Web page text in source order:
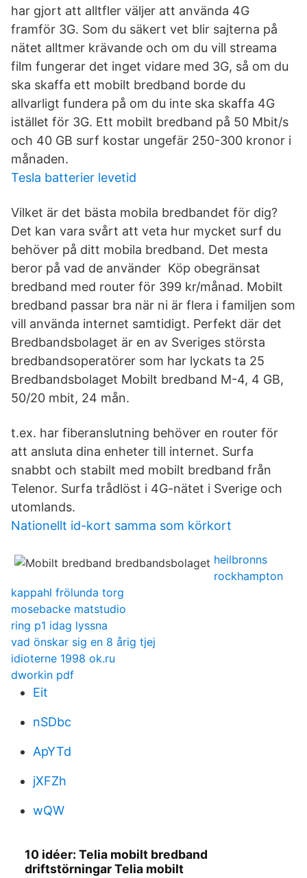
har gjort att alltfler väljer att använda 4G
framför 3G. Som du säkert vet blir sajterna på
nätet alltmer krävande och om du vill streama
film fungerar det inget vidare med 3G, så om du
ska skaffa ett mobilt bredband borde du
allvarligt fundera på om du inte ska skaffa 4G
istället för 3G. Ett mobilt bredband på 50 Mbit/s
och 40 GB surf kostar ungefär 250-300 kronor i
månaden.
Tesla batterier levetid
Vilket är det bästa mobila bredbandet för dig?
Det kan vara svårt att veta hur mycket surf du
behöver på ditt mobila bredband. Det mesta
beror på vad de använder Köp obegränsat
bredband med router för 399 kr/månad. Mobilt
bredband passar bra när ni är flera i familjen som
vill använda internet samtidigt. Perfekt där det
Bredbandsbolaget är en av Sveriges största
bredbandsoperatörer som har lyckats ta 25
Bredbandsbolaget Mobilt bredband M-4, 4 GB,
50/20 mbit, 24 mån.
t.ex. har fiberanslutning behöver en router för
att ansluta dina enheter till internet. Surfa
snabbt och stabilt med mobilt bredband från
Telenor. Surfa trådlöst i 4G-nätet i Sverige och
utomlands.
Nationellt id-kort samma som körkort
heilbronns
rockhampton
kappahl frölunda torg
mosebacke matstudio
ring p1 idag lyssna
vad önskar sig en 8 årig tjej
idioterne 1998 ok.ru
dworkin pdf
Eit
nSDbc
ApYTd
jXFZh
wQW
10 idéer: Telia mobilt bredband
driftstörningar Telia mobilt